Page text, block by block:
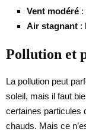
Vent modéré :
Air stagnant :
Pollution et
La pollution peut
soleil, mais il faut
certaines particules
chauds. Mais ce